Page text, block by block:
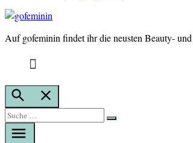
gofeminin
Auf gofeminin findet ihr die neusten Beauty-
Suche
öffnen
Suche
nach:
Suche